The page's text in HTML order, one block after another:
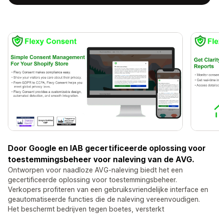
Door Google en IAB gecertificeerde oplossing voor
toestemmingsbeheer voor naleving van de AVG.
Ontworpen voor naadloze AVG-naleving biedt het een
gecertificeerde oplossing voor toestemmingsbeheer.
Verkopers profiteren van een gebruiksvriendelijke interface en
geautomatiseerde functies die de naleving vereenvoudigen.
Het beschermt bedrijven tegen boetes, versterkt